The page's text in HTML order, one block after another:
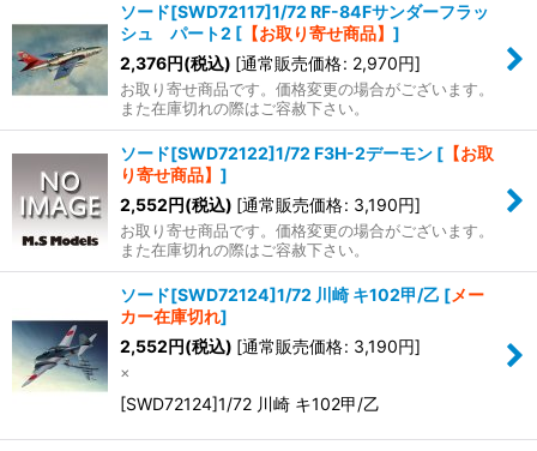
ソード[SWD72117]1/72 RF-84Fサンダーフラッ
シュ パート2 [ 【お取り寄せ商品】 ]
2,376円(税込) [通常販売価格: 2,970円]
お取り寄せ商品です。価格変更の場合がございます。
また在庫切れの際はご容赦下さい。
ソード[SWD72122]1/72 F3H-2デーモン [ 【お取
り寄せ商品】 ]
2,552円(税込) [通常販売価格: 3,190円]
お取り寄せ商品です。価格変更の場合がございます。
また在庫切れの際はご容赦下さい。
ソード[SWD72124]1/72 川崎 キ102甲/乙 [メー
カー在庫切れ]
2,552円(税込) [通常販売価格: 3,190円]
×
[SWD72124]1/72 川崎 キ102甲/乙